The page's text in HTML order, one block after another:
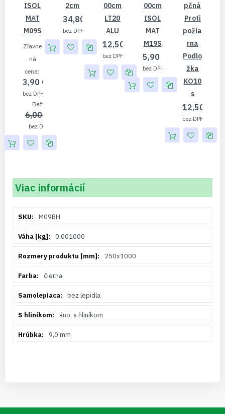
ISOL
MAT
M09S
Zľavne
ná
cena
3,90 €
Bežná cena
6,00 €
2cm
34,80 €
28,29 €
00cm
LT20
ALU
12,50 €
10,16 €
00cm
ISOL
MAT
M19S
5,90 €
Pčná
Proti
Požia
Rna
Podlo
Žka
KO10
S
12,50 €
Viac informácií
informáciíM09BH
0.001000
250x1000
čierna
bez lepidla
áno, s hliníkom
9,0 mm